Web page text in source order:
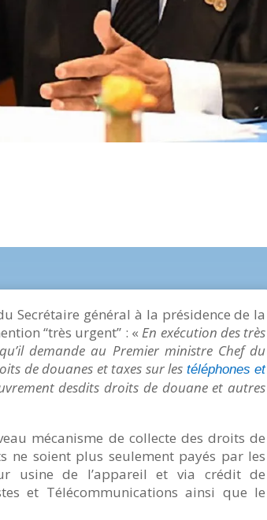
Secrétaire général à la présidence de la
‘‘très urgent’’ : «En exécution des très
demande au Premier ministre Chef du
de douanes et taxes sur les téléphones et
desdits droits de douane et autres
mécanisme de collecte des droits de
soient plus seulement payés par les
usine de l’appareil et via crédit de
et Télécommunications ainsi que le